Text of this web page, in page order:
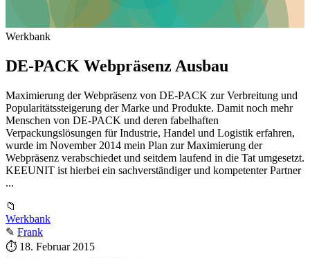
Werkbank
DE-PACK Webpräsenz Ausbau
Maximierung der Webpräsenz von DE-PACK zur Verbreitung und
Popularitätssteigerung der Marke und Produkte. Damit noch mehr
Menschen von DE-PACK und deren fabelhaften
Verpackungslösungen für Industrie, Handel und Logistik erfahren,
wurde im November 2014 mein Plan zur Maximierung der
Webpräsenz verabschiedet und seitdem laufend in die Tat umgesetzt.
KEEUNIT ist hierbei ein sachverständiger und kompetenter Partner
...
📁
Werkbank
✎ Frank
⏱ 18. Februar 2015